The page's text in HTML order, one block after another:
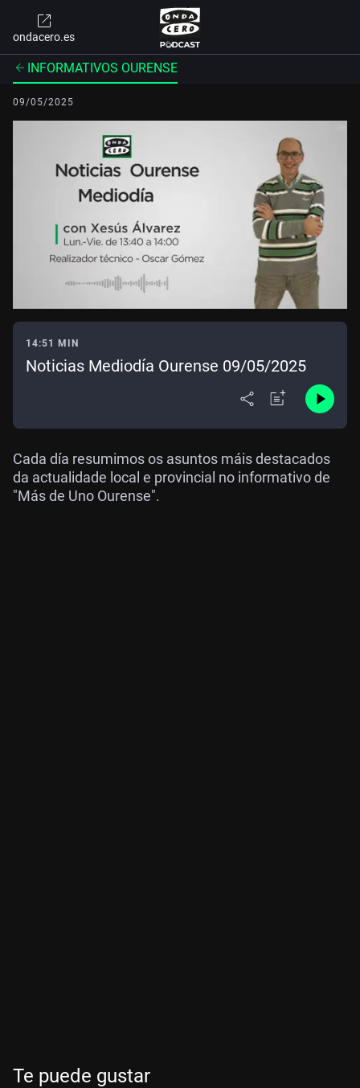
ondacero.es
INFORMATIVOS OURENSE
09/05/2025
14:51 MIN
Noticias Mediodía Ourense 09/05/2025
Cada día resumimos os asuntos máis destacados
da actualidade local e provincial no informativo de
"Más de Uno Ourense".
Te puede gustar